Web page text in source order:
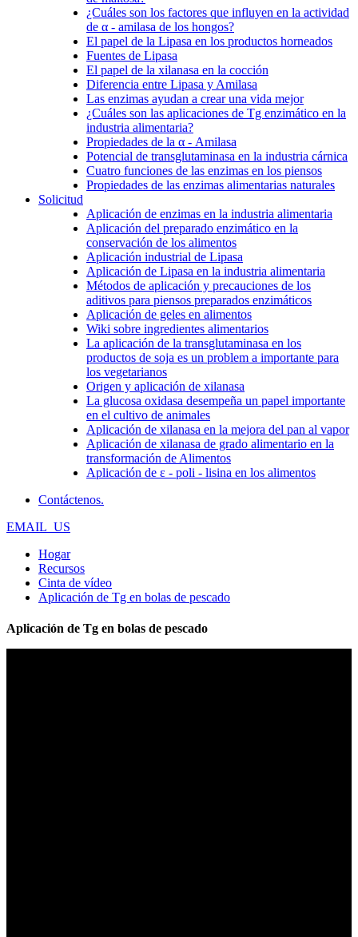
¿Cuáles son los factores que influyen en la actividad
de α - amilasa de los hongos?
El papel de la Lipasa en los productos horneados
Fuentes de Lipasa
El papel de la xilanasa en la cocción
Diferencia entre Lipasa y Amilasa
Las enzimas ayudan a crear una vida mejor
¿Cuáles son las aplicaciones de Tg enzimático en la
industria alimentaria?
Propiedades de la α - Amilasa
Potencial de transglutaminasa en la industria cárnica
Cuatro funciones de las enzimas en los piensos
Propiedades de las enzimas alimentarias naturales
Solicitud
Aplicación de enzimas en la industria alimentaria
Aplicación del preparado enzimático en la
conservación de los alimentos
Aplicación industrial de Lipasa
Aplicación de Lipasa en la industria alimentaria
Métodos de aplicación y precauciones de los
aditivos para piensos preparados enzimáticos
Aplicación de geles en alimentos
Wiki sobre ingredientes alimentarios
La aplicación de la transglutaminasa en los
productos de soja es un problem a importante para
los vegetarianos
Origen y aplicación de xilanasa
La glucosa oxidasa desempeña un papel importante
en el cultivo de animales
Aplicación de xilanasa en la mejora del pan al vapor
Aplicación de xilanasa de grado alimentario en la
transformación de Alimentos
Aplicación de ε - poli - lisina en los alimentos
Contáctenos.
EMAIL_US
Hogar
Recursos
Cinta de vídeo
Aplicación de Tg en bolas de pescado
Aplicación de Tg en bolas de pescado